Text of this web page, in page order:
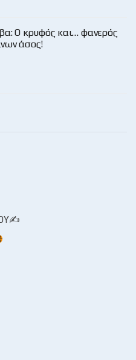
Ο κρυφός και… φανερός
άσος!